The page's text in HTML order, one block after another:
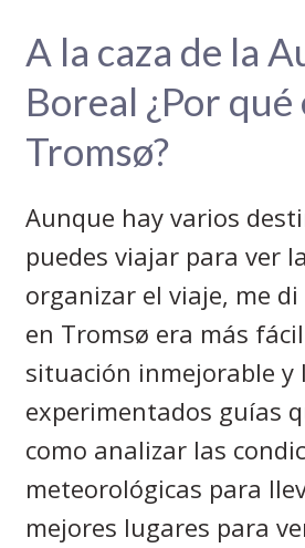
A la caza de la
Boreal ¿Por qué
Tromsø?
Aunque hay varios
puedes viajar para ver
organizar el viaje, me
en Tromsø era más
situación inmejorable y
experimentados guías
como analizar las
meteorológicas para
mejores lugares para